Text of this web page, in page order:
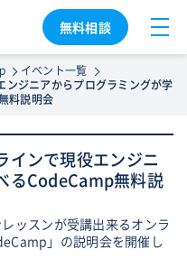
無料相談
イベント一覧
ンジニアからプログラミングが学
料説明会
インで現役エンジニ
るCodeCamp無料説
ッスンが受講出来るオンラ
」の説明会を開催し